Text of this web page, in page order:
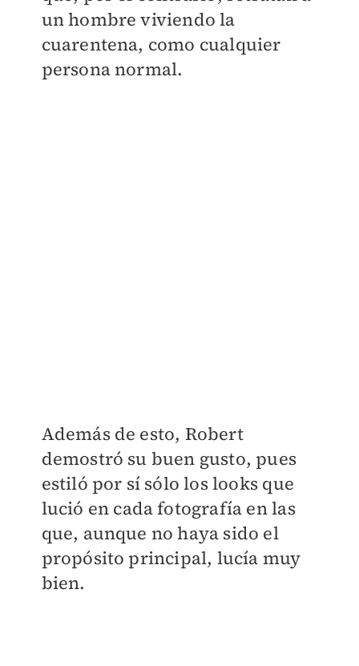
un hombre viviendo la
cuarentena, como cualquier
persona normal.
Además de esto, Robert
demostró su buen gusto, pues
estiló por sí sólo los looks que
lució en cada fotografía en las
que, aunque no haya sido el
propósito principal, lucía muy
bien.